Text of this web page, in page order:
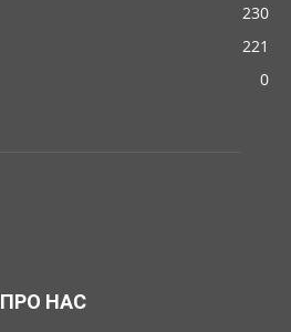
230
221
0
ПРО НАС